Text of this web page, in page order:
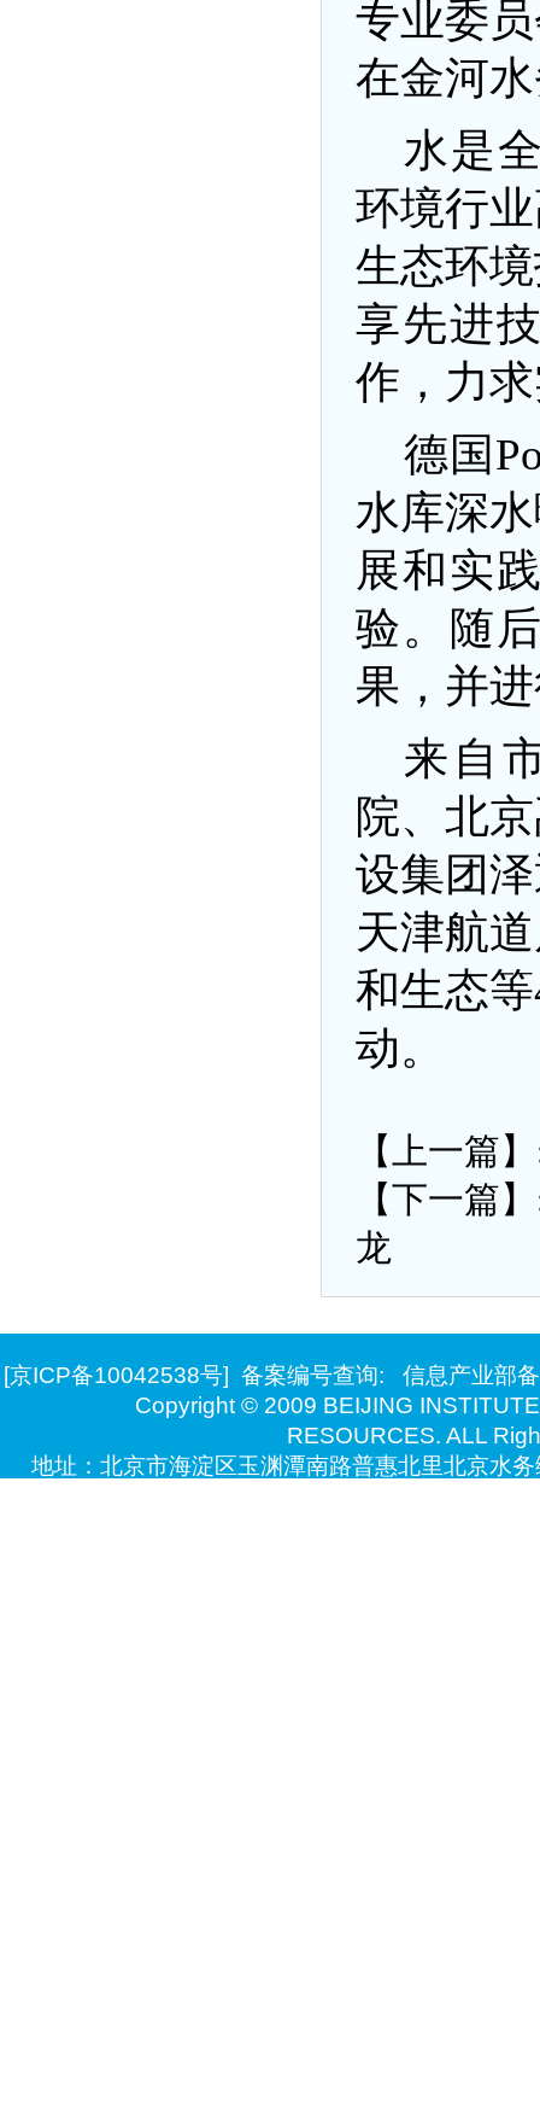
专业委
在金河
水是
环境行
生态环
享先进
作，力
德国
水库深
展和实
验。随
果，并
来自
院、北
设集团
天津航
和生态等
动。
【上一篇
【下一篇
龙
[京ICP备10042538号] 备案编号查询:
信息产业部
Copyright © 2009 BEIJING
RESOURCES. ALL
地址：北京市海淀区玉渊潭南路普惠北里北京水